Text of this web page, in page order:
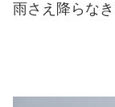
雨さえ降らな